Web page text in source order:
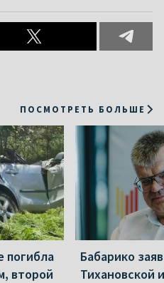
ПОСМОТРЕТЬ БОЛЬШЕ
погибла
второй
Бабарико
Тихановской и